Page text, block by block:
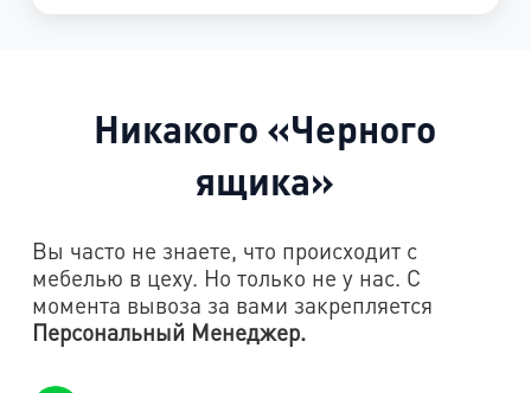
Никакого «Черного
ящика»
Вы часто не знаете, что происходит с
мебелью в цеху. Но только не у нас. С
момента вывоза за вами закрепляется
Персональный Менеджер.